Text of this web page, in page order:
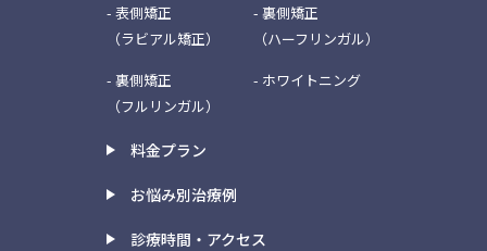
- 表側矯正
（ラビアル矯正）
- 裏側矯正
（ハーフリンガル）
- 裏側矯正
（フルリンガル）
- ホワイトニング
料金プラン
お悩み別治療例
診療時間・アクセス